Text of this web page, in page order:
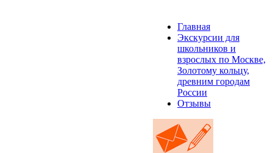
Главная
Экскурсии для
школьников и
взрослых по Москве,
Золотому кольцу,
древним городам
России
Отзывы